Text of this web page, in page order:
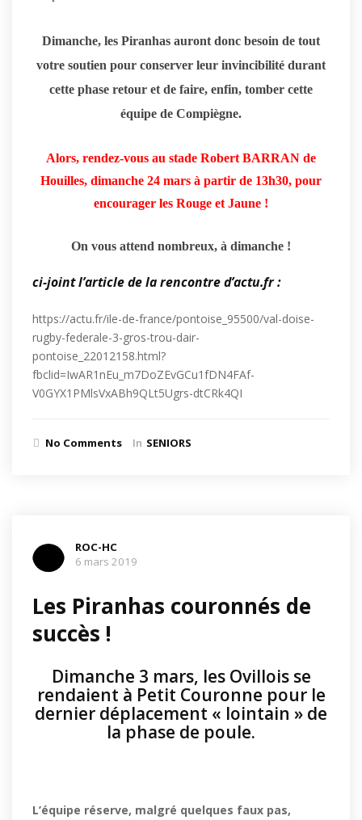
Dimanche, les Piranhas auront donc besoin de tout
votre soutien pour conserver leur invincibilité durant
cette phase retour et de faire, enfin, tomber cette
équipe de Compiègne.
Alors, rendez-vous au stade Robert BARRAN de
Houilles, dimanche 24 mars à partir de 13h30, pour
encourager les Rouge et Jaune !
On vous attend nombreux, à dimanche !
ci-joint l’article de la rencontre d’actu.fr :
https://actu.fr/ile-de-france/pontoise_95500/val-doise-
rugby-federale-3-gros-trou-dair-
pontoise_22012158.html?
fbclid=IwAR1nEu_m7DoZEvGCu1fDN4FAf-
V0GYX1PMlsVxABh9QLt5Ugrs-dtCRk4QI
No Comments In SENIORS
ROC-HC
6 mars 2019
Les Piranhas couronnés de
succès !
Dimanche 3 mars, les Ovillois se
rendaient à Petit Couronne pour le
dernier déplacement « lointain » de
la phase de poule.
L’équipe réserve, malgré quelques faux pas,